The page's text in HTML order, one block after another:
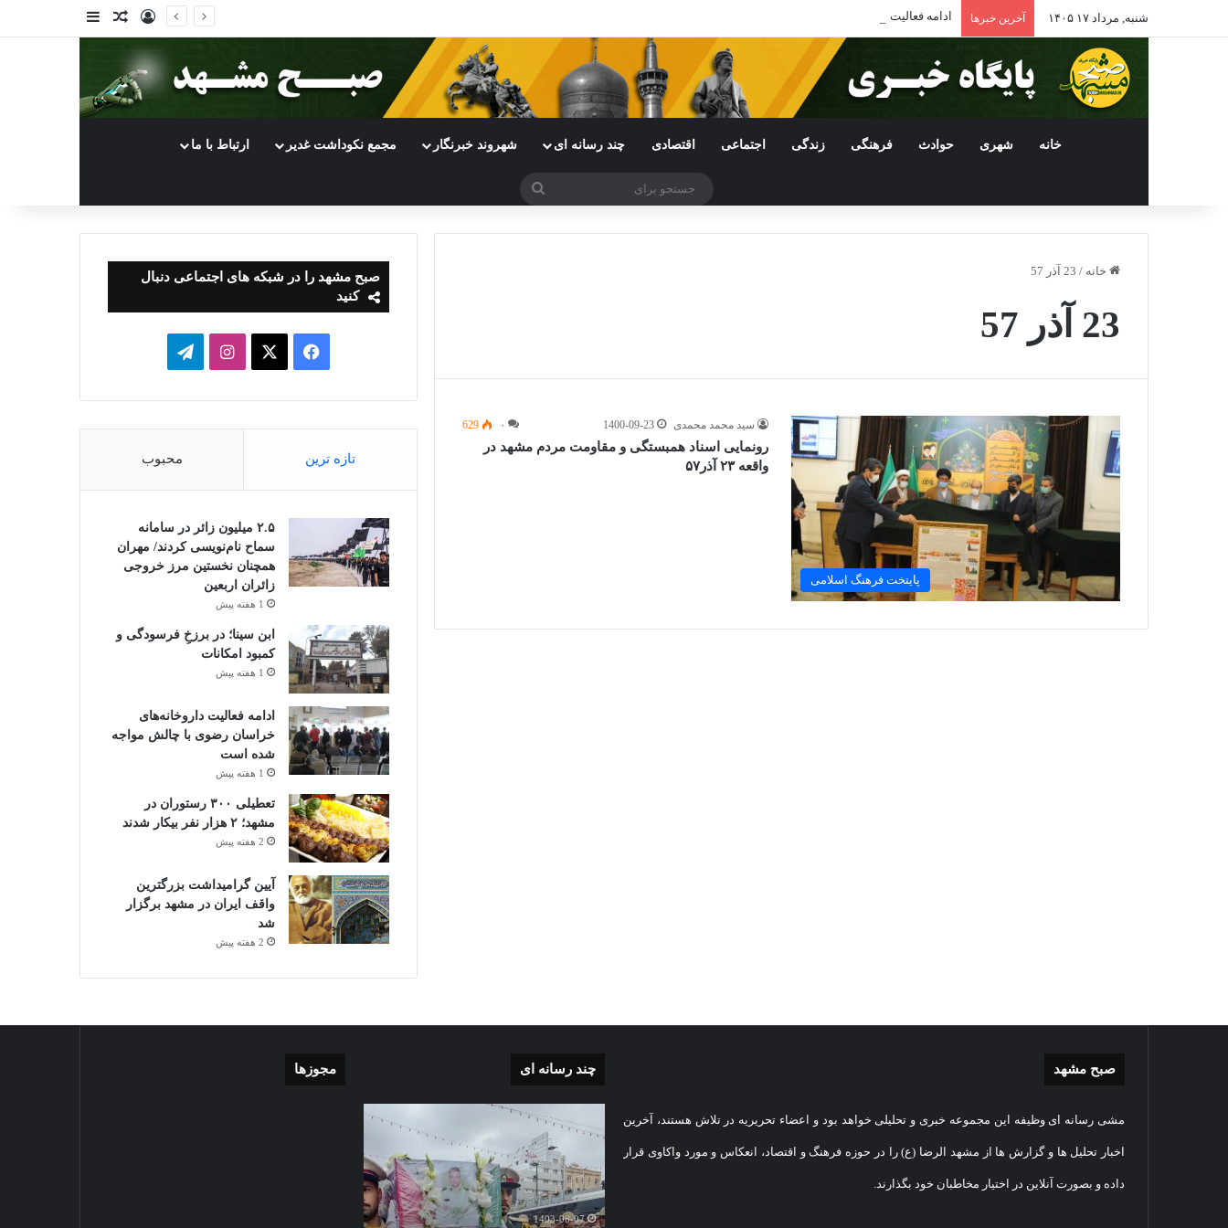
شنبه, مرداد ۱۷ ۱۴۰۵ آخرین خبرها ادامه فعالیت داروخانه‌های خراسان رضوی با چالش مواجه شده است ورودنوشته تصادفی
سایدبار
خانه شهری حوادث فرهنگی زندگی اجتماعی اقتصادی چند رسانه ای شهروند خبرنگار مجمع نکوداشت غدیر ارتباط با ما
جستجو
خانه / 23 آذر 57
23 آذر 57
پایتخت فرهنگ اسلامی
سید محمد محمدی 1400-09-23 ۰ 629
رونمایی اسناد همبستگی و مقاومت مردم مشهد در
واقعه ۲۳ آذر۵۷
صبح مشهد را در شبکه های اجتماعی دنبال
کنید
فیسبوک ایکساینستاگرامتلگرام
تازه ترین محبوب
۲.۵ میلیون زائر در سامانه
سماح نام‌نویسی کردند/ مهران
همچنان نخستین مرز خروجی
زائران اربعین
1 هفته پیش
ابن سینا؛ در برزخِ فرسودگی و
کمبود امکانات
1 هفته پیش
ادامه فعالیت داروخانه‌های
خراسان رضوی با چالش مواجه
شده است
1 هفته پیش
تعطیلی ۳۰۰ رستوران در
مشهد؛ ۲ هزار نفر بیکار شدند
2 هفته پیش
آیین گرامیداشت بزرگترین
واقف ایران در مشهد برگزار
شد
2 هفته پیش
صبح مشهد
مشی رسانه ای وظیفه این مجموعه خبری و تحلیلی خواهد بود و اعضاء تحریریه در تلاش هستند، آخرین
اخبار تحلیل ها و گزارش ها از مشهد الرضا (ع) را در حوزه فرهنگ و اقتصاد، انعکاس و مورد واکاوی قرار
داده و بصورت آنلاین در اختیار مخاطبان خود بگذارند.
چند رسانه ای
گزارش
اقامه
عید
غبارروبی
مضجع
نورانی
تصویری
پیکر
مطهر
شهید
1403-08-07
مجوزها